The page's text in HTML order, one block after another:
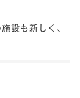
設も新しく、